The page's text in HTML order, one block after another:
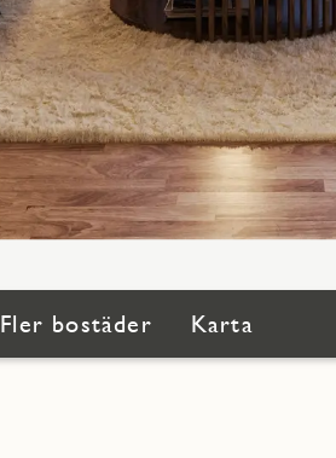
Fler bostäder Karta